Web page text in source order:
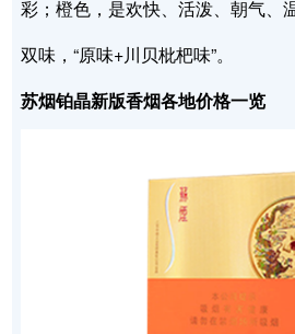
彩；橙色，是欢快、活泼、朝气、
双味，“原味+川贝枇杷味”。
苏烟铂晶新版香烟各地价格一览